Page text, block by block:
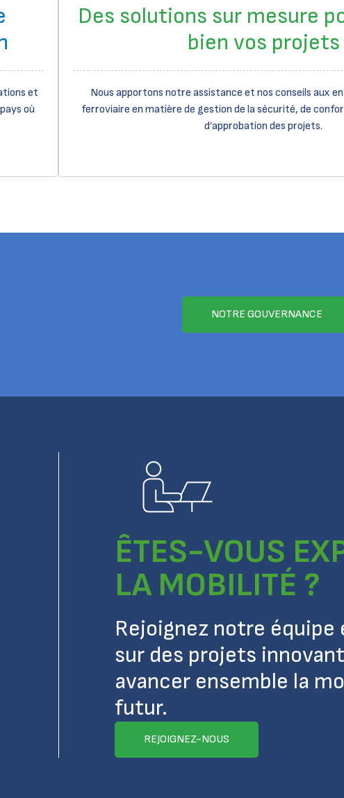
et
où
Des solutions sur mesure
bien vos projets
Nous apportons notre assistance et nos conseils aux
ferroviaire en matière de gestion de la sécurité, de
d’approbation des projets.
NOTRE GOUVERNANCE
ÊTES-VOUS
LA MOBILITÉ ?
Rejoignez notre
sur des projets
avancer ensemble la
futur.
REJOIGNEZ-NOUS